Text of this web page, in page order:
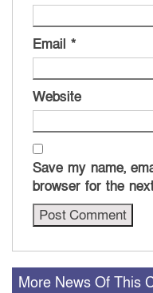
Email *
Website
Save my name,
browser for the
More News Of This